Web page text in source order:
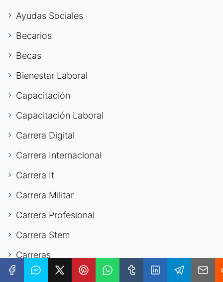
Ayudas Sociales
Becarios
Becas
Bienestar Laboral
Capacitación
Capacitación Laboral
Carrera Digital
Carrera Internacional
Carrera It
Carrera Militar
Carrera Profesional
Carrera Stem
Carreras
Carreras Digitales